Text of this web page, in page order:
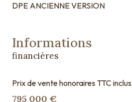
DPE ANCIENNE VERSION
Informations
financières
Prix de vente honoraires TTC inclus
795 000 €